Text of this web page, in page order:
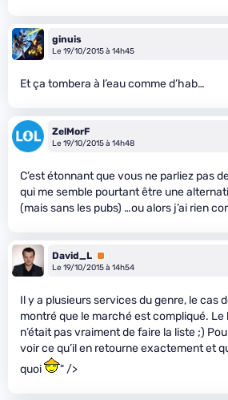
ginuis
Le 19/10/2015 à 14h45
Et ça tombera à l’eau comme d’hab…
ZelMorF
Le 19/10/2015 à 14h48
C’est étonnant que vous ne parliez pas
qui me semble pourtant être une
(mais sans les pubs) …ou alors j’ai rien
David_L Premium
Le 19/10/2015 à 14h54
Il y a plusieurs services du genre, le cas
montré que le marché est compliqué. Le
n’était pas vraiment de faire la liste ;)
voir ce qu’il en retourne exactement et
quoi
" />